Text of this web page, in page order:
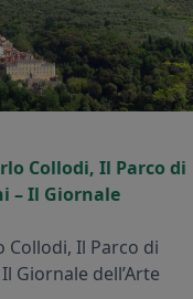
Collodi, Il Parco di
– Il Giornale
Collodi, Il Parco di
Giornale dell’Arte